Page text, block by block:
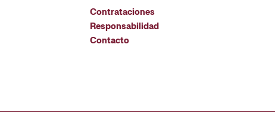
Contrataciones
Responsabilidad
Contacto